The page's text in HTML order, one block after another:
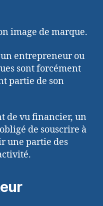
image de marque.
entrepreneur ou
sont forcément
partie de son
de vu financier, un
de souscrire à
une partie des